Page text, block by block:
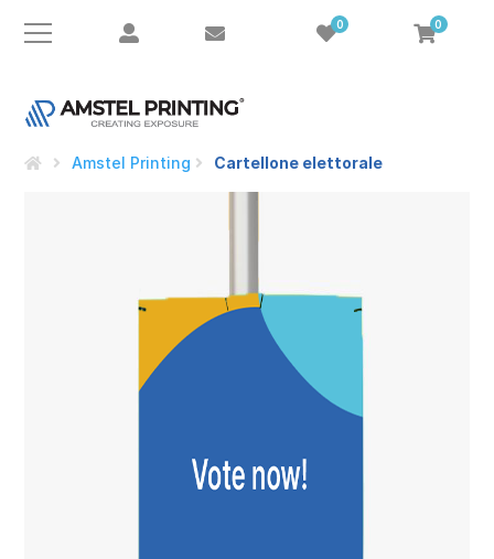
0 0
Amstel Printing Cartellone elettorale